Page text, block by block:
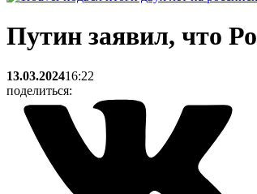
Путин заявил, что
13.03.202416:22
поделиться: